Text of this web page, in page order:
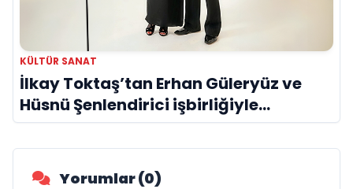
KÜLTÜR SANAT
İlkay Toktaş’tan Erhan Güleryüz ve
Hüsnü Şenlendirici işbirliğiyle
duygusal bir aşk manifestosu: “Deliler
Gibi”
Yorumlar (0)